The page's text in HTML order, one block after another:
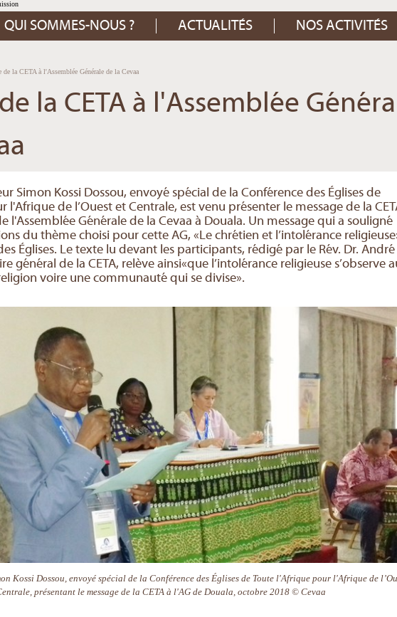
QUI SOMMES-NOUS ? ACTUALITÉS NOS ACTIVITÉS
de la CETA à l'Assemblée Générale de la Cevaa
la CETA à l'Assemblée
Simon Kossi Dossou, envoyé spécial de la Conférence des Églises de
l'Afrique de l’Ouest et Centrale, est venu présenter le message de la
l'Assemblée Générale de la Cevaa à Douala. Un message qui a souligné
du thème choisi pour cette AG, «Le chrétien et l’intolérance
Églises. Le texte lu devant les participants, rédigé par le Rév. Dr. André
général de la CETA, relève ainsi«que l’intolérance religieuse s’observe
voire une communauté qui se divise».
Kossi Dossou, envoyé spécial de la Conférence des Églises de Toute l'Afrique pour l'Afrique de
présentant le message de la CETA à l'AG de Douala, octobre 2018 © Cevaa